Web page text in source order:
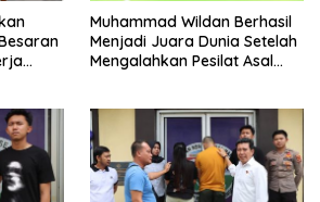
Muhammad Wildan Berhasil
Menjadi Juara Dunia Setelah
Mengalahkan Pesilat Asal